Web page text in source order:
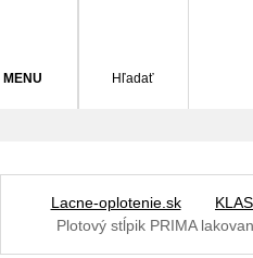
MENU Hľadať
Lacne-oplotenie.sk
Plotový stĺpik PRIMA